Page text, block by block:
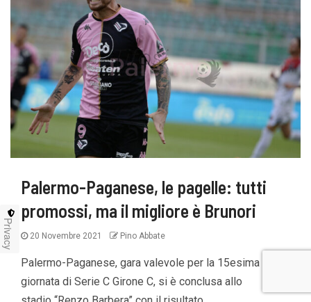
Palermo-Paganese, le pagelle: tutti
promossi, ma il migliore è Brunori
20 Novembre 2021 Pino Abbate
Palermo-Paganese, gara valevole per la 15esima
giornata di Serie C Girone C, si è conclusa allo
Privacy